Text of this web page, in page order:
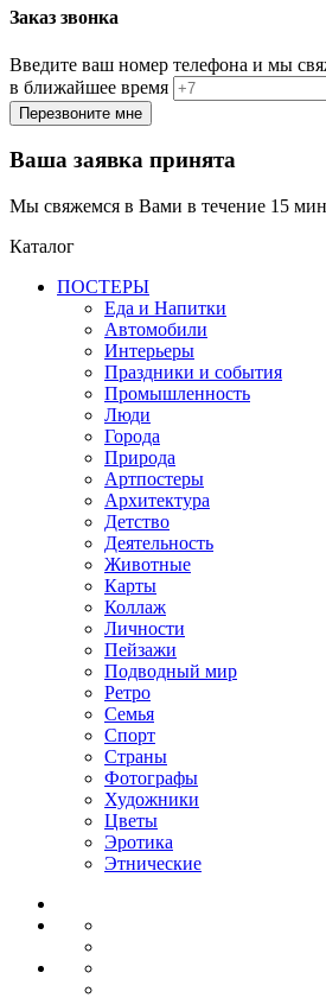
Заказ звонка
Введите ваш номер телефона и мы
в ближайшее время
Ваша заявка принята
Мы свяжемся в Вами в течение 15
Каталог
ПОСТЕРЫ
Еда и Напитки
Автомобили
Интерьеры
Праздники и события
Промышленность
Люди
Города
Природа
Артпостеры
Архитектура
Детство
Деятельность
Животные
Карты
Коллаж
Личности
Пейзажи
Подводный мир
Ретро
Семья
Спорт
Страны
Фотографы
Художники
Цветы
Эротика
Этнические